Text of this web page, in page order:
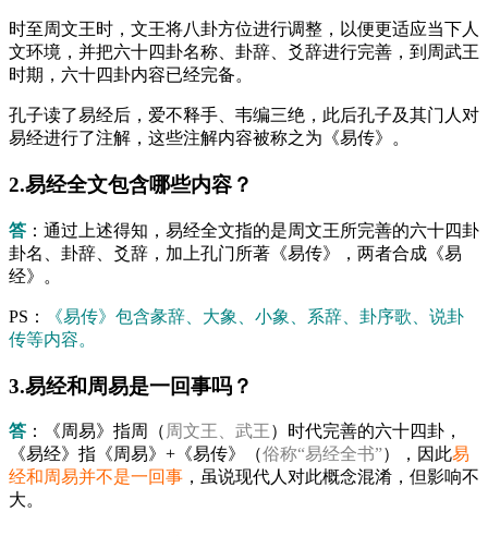
时至周文王时，文王将八卦方位进行调整，以便更适应当下人
文环境，并把六十四卦名称、卦辞、爻辞进行完善，到周武王
时期，六十四卦内容已经完备。
孔子读了易经后，爱不释手、韦编三绝，此后孔子及其门人对
易经进行了注解，这些注解内容被称之为《易传》。
2.易经全文包含哪些内容？
答 ：通过上述得知，易经全文指的是周文王所完善的六十四卦
卦名、卦辞、爻辞，加上孔门所著《易传》，两者合成《易
经》。
PS：
《易传》包含彖辞、大象、小象、系辞、卦序歌、说卦
传等内容。
3.易经和周易是一回事吗？
答 ：《周易》指周（ 周文王、武王）时代完善的六十四卦，
《易经》指《周易》+《易传》（俗称“易经全书”），因此易
经和周易并不是一回事 ，虽说现代人对此概念混淆，但影响不
大。